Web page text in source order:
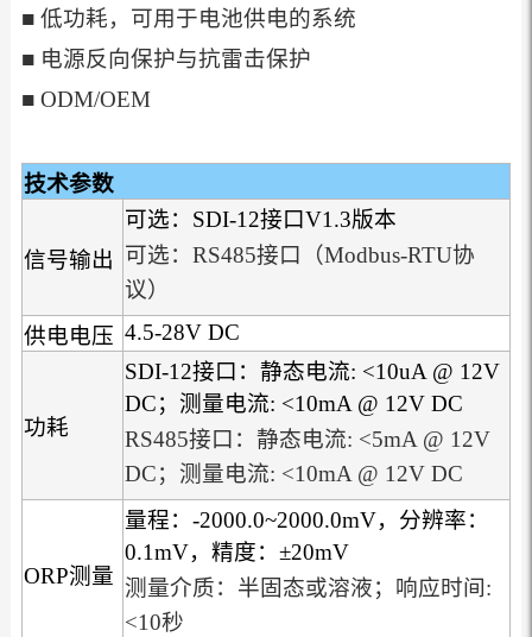
■ 低功耗，可用于电池供电的系统
■ 电源反向保护与抗雷击保护
■ ODM/OEM
技术参数
信号输出
可选：SDI-12接口V1.3版本
可选：RS485接口（Modbus-RTU协
议）
供电电压 4.5-28V DC
功耗
SDI-12接口：静态电流: <10uA @ 12V
DC；测量电流: <10mA @ 12V DC
RS485接口：静态电流: <5mA @ 12V
DC；测量电流: <10mA @ 12V DC
ORP测量
量程：-2000.0~2000.0mV，分辨率：
0.1mV，精度：±20mV
测量介质：半固态或溶液；响应时间:
<10秒